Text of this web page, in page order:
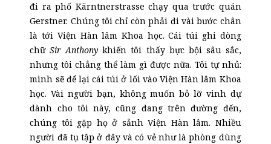
đi ra phố Kärntnerstrasse chạy qua trước quán
Gerstner. Chúng tôi chỉ còn phải đi vài bước chân
là tới Viện Hàn lâm Khoa học. Cái túi ghi dòng
chữSir Anthony khiến tôi thấy bực bội sâu sắc,
nhưng tôi chẳng thể làm gì được nữa. Tôi tự nhủ:
mình sẽ để lại cái túi ở lối vào Viện Hàn lâm Khoa
học. Vài người bạn, không muốn bỏ lỡ vinh dự
dành cho tôi này, cũng đang trên đường đến,
chúng tôi gặp họ ở sảnh Viện Hàn lâm. Nhiều
người đã tụ tập ở đây và có vẻ như là phòng dùng